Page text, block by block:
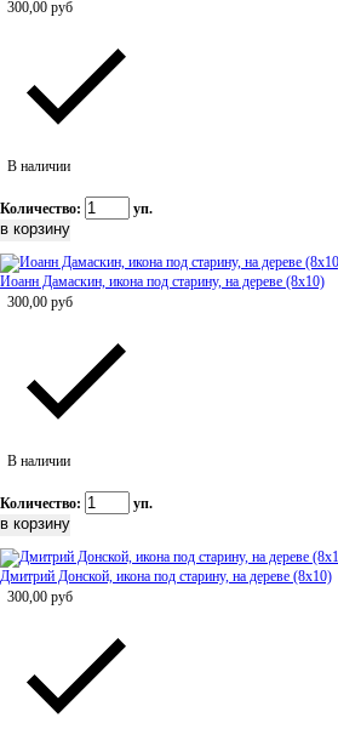
300,00 руб
В наличии
Количество: уп.
Иоанн Дамаскин, икона под старину, на дереве (8x10)
300,00 руб
В наличии
Количество: уп.
Дмитрий Донской, икона под старину, на дереве (8x10)
300,00 руб